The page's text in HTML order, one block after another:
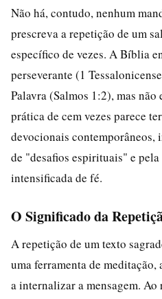
Não há, contudo, nenhum
prescreva a repetição de um
específico de vezes. A Bíblia
perseverante (1
Palavra (Salmos 1:2), mas
prática de cem vezes parece
devocionais contemporâneos,
de "desafios espirituais" e
intensificada de fé.
O Significado da
A repetição de um texto
uma ferramenta de meditação,
a internalizar a mensagem.